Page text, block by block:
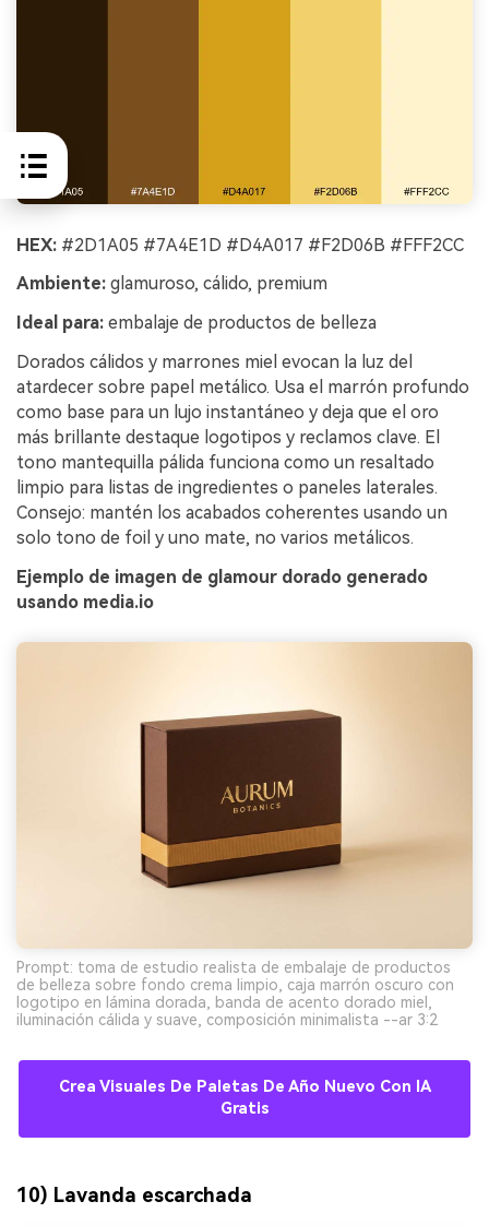
HEX: #2D1A05 #7A4E1D #D4A017 #F2D06B #FFF2CC
Ambiente: glamuroso, cálido, premium
Ideal para: embalaje de productos de belleza
Dorados cálidos y marrones miel evocan la luz del
atardecer sobre papel metálico. Usa el marrón profundo
como base para un lujo instantáneo y deja que el oro
más brillante destaque logotipos y reclamos clave. El
tono mantequilla pálida funciona como un resaltado
limpio para listas de ingredientes o paneles laterales.
Consejo: mantén los acabados coherentes usando un
solo tono de foil y uno mate, no varios metálicos.
Ejemplo de imagen de glamour dorado generado
usando media.io
Prompt: toma de estudio realista de embalaje de productos
de belleza sobre fondo crema limpio, caja marrón oscuro con
logotipo en lámina dorada, banda de acento dorado miel,
iluminación cálida y suave, composición minimalista --ar 3:2
Crea Visuales De Paletas De Año Nuevo Con IA
Gratis
10) Lavanda escarchada